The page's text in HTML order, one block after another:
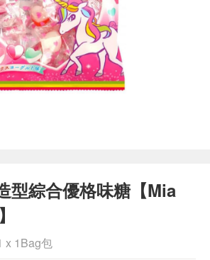
型綜合優格味糖【Mia
x 1Bag包